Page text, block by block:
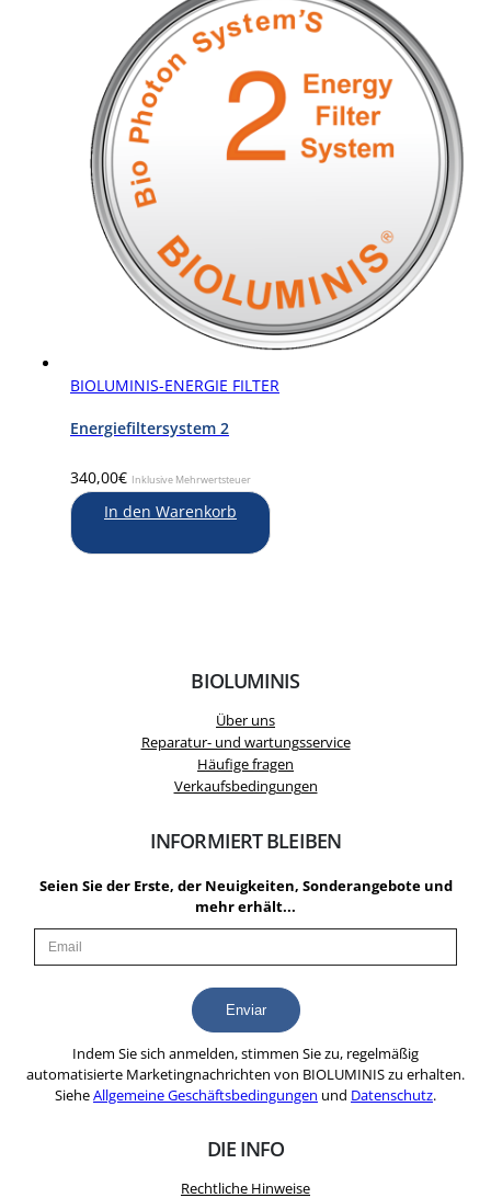
BIOLUMINIS-ENERGIE FILTER
Energiefiltersystem 2
340,00€ Inklusive Mehrwertsteuer
In den Warenkorb
BIOLUMINIS
Über uns
Reparatur- und wartungsservice
Häufige fragen
Verkaufsbedingungen
INFORMIERT BLEIBEN
Seien Sie der Erste, der Neuigkeiten, Sonderangebote und
mehr erhält...
Indem Sie sich anmelden, stimmen Sie zu, regelmäßig
automatisierte Marketingnachrichten von BIOLUMINIS zu erhalten.
SieheAllgemeine Geschäftsbedingungen und Datenschutz.
DIE INFO
Rechtliche Hinweise